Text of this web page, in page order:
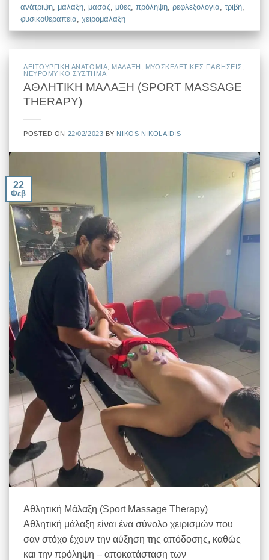
ανάτριψη μάλαξη μασάζ μύες ,πρόληψη ,ρεφλεξολογία ,τριβή
φυσικοθεραπεία ,χειρομάλαξη
ΛΕΙΤΟΥΡΓΙΚΗ ΑΝΑΤΟΜΙΑ ΜΑΛΑΞΗ ΜΥΟΣΚΕΛΕΤΙΚΕΣ ΠΑΘΗΣΕΙΣ
ΝΕΥΡΟΜΫΙΚΟ ΣΥΣΤΗΜΑ
ΑΘΛΗΤΙΚΗ ΜΑΛΑΞΗ (SPORT MASSAGE
THERAPY)
POSTED ON 22/02/2023 BY NIKOS NIKOLAIDIS
22
Φεβ
Αθλητική Μάλαξη (Sport Massage Therapy)
Αθλητική μάλαξη είναι ένα σύνολο χειρισμών που
σαν στόχο έχουν την αύξηση της απόδοσης, καθώς
και την πρόληψη – αποκατάσταση των